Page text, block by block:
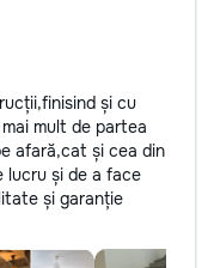
și cu
mult de partea
afară,cat și cea din
lucru și de a face
și garanție